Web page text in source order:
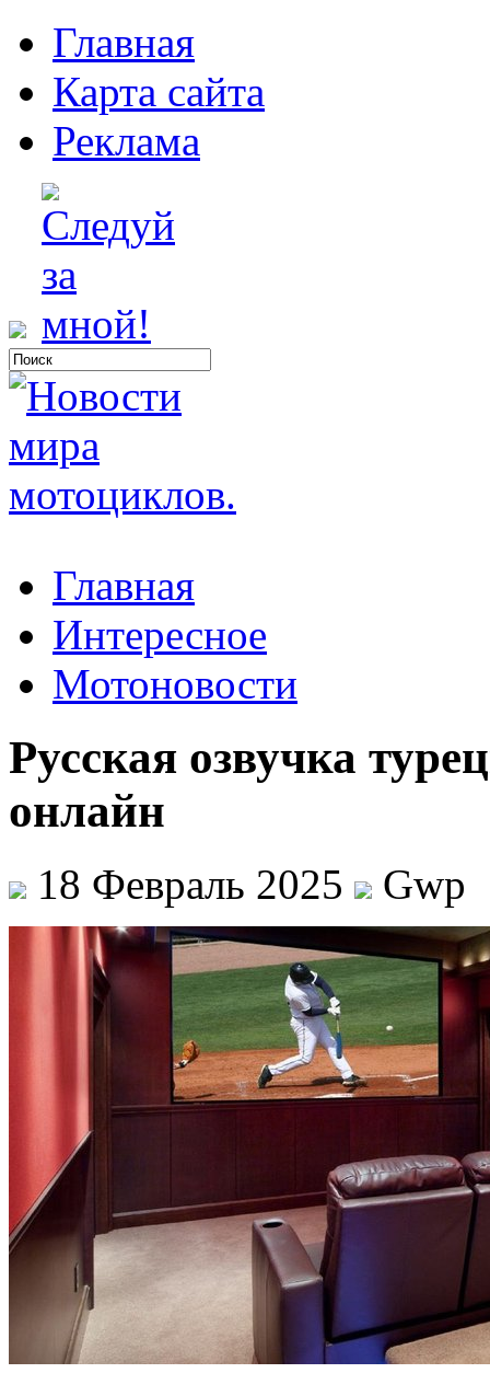
Главная
Карта сайта
Реклама
Главная
Интересное
Мотоновости
Русская озвучка
онлайн
18 Февраль 2025 Gwp